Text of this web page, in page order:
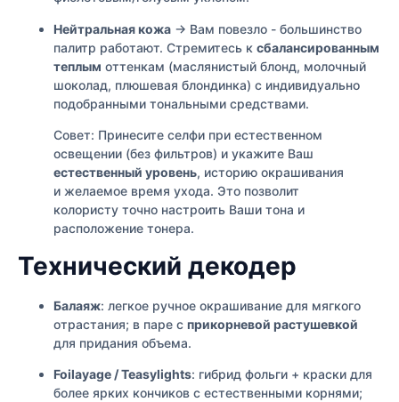
Нейтральная кожа → Вам повезло - большинство
палитр работают. Стремитесь к сбалансированным
теплым оттенкам (маслянистый блонд, молочный
шоколад, плюшевая блондинка) с индивидуально
подобранными тональными средствами.
Совет: Принесите селфи при естественном
освещении (без фильтров) и укажите Ваш
естественный уровень, историю окрашивания
и желаемое время ухода. Это позволит
колористу точно настроить Ваши тона и
расположение тонера.
Технический декодер
Балаяж: легкое ручное окрашивание для мягкого
отрастания; в паре с прикорневой растушевкой
для придания объема.
Foilayage / Teasylights: гибрид фольги + краски для
более ярких кончиков с естественными корнями;